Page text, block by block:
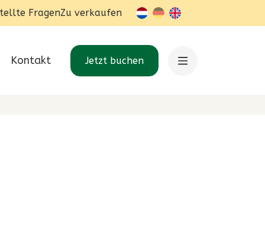
FragenZu verkaufen nl-BE
de en
Kontakt Jetzt buchen